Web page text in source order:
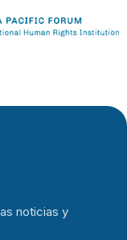
noticias y